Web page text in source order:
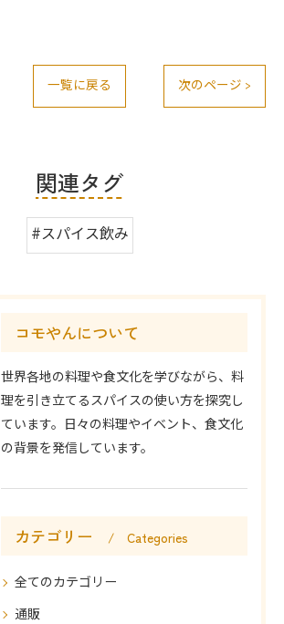
一覧に戻る 次のページ >
関連タグ
#スパイス飲み
コモやんについて
世界各地の料理や食文化を学びながら、料
理を引き立てるスパイスの使い方を探究し
ています。日々の料理やイベント、食文化
の背景を発信しています。
カテゴリー Categories
全てのカテゴリー
通販